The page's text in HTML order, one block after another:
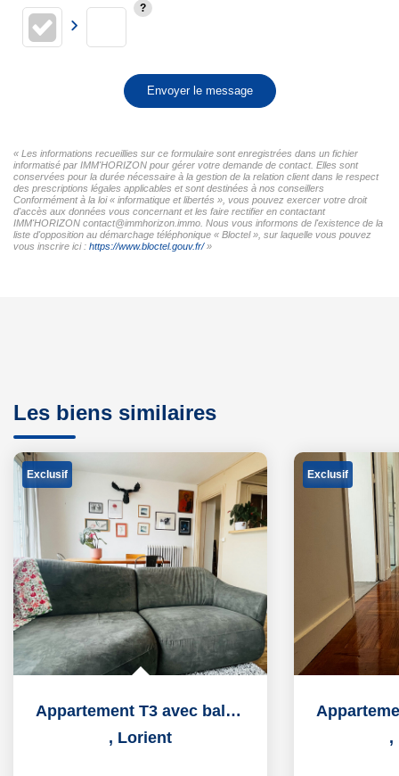
Envoyer le message
« Les informations recueillies sur ce formulaire sont enregistrées dans un fichier
informatisé par IMM'HORIZON pour gérer votre demande de contact. Elles sont
conservées pour la durée nécessaire à la gestion de la relation client dans le respect
des prescriptions légales applicables et sont destinées à nos conseillers
Conformément à la loi « informatique et libertés », vous pouvez exercer votre droit
d'accès aux données vous concernant et les faire rectifier en contactant
IMM'HORIZON contact@immhorizon.immo. Nous vous informons de l'existence de la
liste d'opposition au démarchage téléphonique « Bloctel », sur laquelle vous pouvez
vous inscrire ici : https://www.bloctel.gouv.fr/»
Les biens similaires
Exclusif
Appartement T3 avec balcon
, Lorient
Exclusif
,